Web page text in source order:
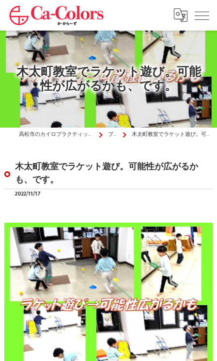
木太町教室でラケット遊び。可能
性が広がるかも、です。
高松市のカイロプラクティックはか・から～ず施術院 ブログ 木太町教室でラケット遊び。可能性が広がるかも、です。
木太町教室でラケット遊び。可能性が広がるか
も、です。
2022/11/17